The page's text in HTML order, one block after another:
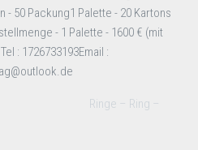
- 50 Packung1 Palette - 20 Kartons
- 1 Palette - 1600 € (mit
: 1726733193Email :
Ringe – Ring –